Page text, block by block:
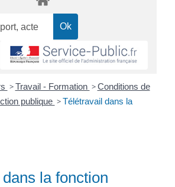
> Travail - Formation > Conditions de
publique > Télétravail dans la
la fonction